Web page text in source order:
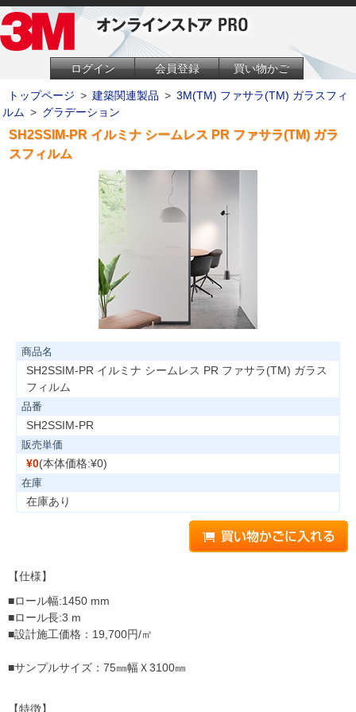
ログイン 会員登録 買い物かご
トップページ > 建築関連製品 > 3M(TM) ファサラ(TM) ガラスフィ
ルム > グラデーション
SH2SSIM-PR イルミナ シームレス PR ファサラ(TM) ガラ
スフィルム
商品名
SH2SSIM-PR イルミナ シームレス PR ファサラ(TM) ガラス
フィルム
品番
SH2SSIM-PR
販売単価
¥0(本体価格:¥0)
在庫
在庫あり
【仕様】
■ロール幅:1450 mm
■ロール長:3 m
■設計施工価格：19,700円/㎡
■サンプルサイズ：75㎜幅Ｘ3100㎜
【特徴】